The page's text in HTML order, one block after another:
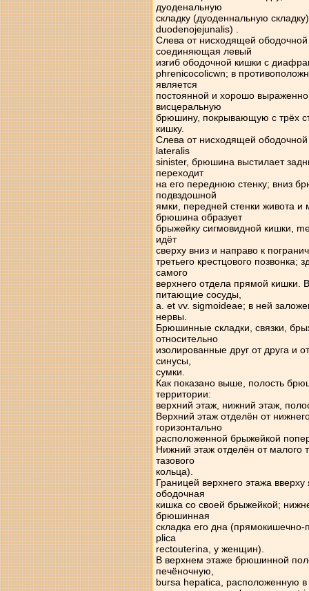
дуоденальную
складку (дуоденнальную
duodenojejunalis) .
Слева от нисходящей
соединяющая левый
изгиб ободочной кишки с
phrenicocolicwn; в
является
постоянной и хорошо
висцеральную
брюшину, покрывающую с трёх
кишку.
Слева от нисходящей
lateralis
sinister, брюшина выстилает
переходит
на его переднюю стенку; вниз
подвздошной
ямки, передней стенки живота
брюшина образует
брыжейку сигмовидной кишки,
идёт
сверху вниз и направо к
третьего крестцового позвонка;
самого
верхнего отдела прямой кишки.
питающие сосуды,
a. et vv. sigmoideae; в ней
нервы.
Брюшинные складки, связки,
относительно
изолированные друг от друга
синусы,
сумки.
Как показано выше, полость
территории:
верхний этаж, нижний этаж,
Верхний этаж отделён от
горизонтально
расположенной брыжейкой
Нижний этаж отделён от малого
тазового
кольца).
Границей верхнего этажа
ободочная
кишка со своей брыжейкой;
брюшинная
складка его дна
plica
rectouterina, у женщин).
В верхнем этаже брюшинной
печёночную,
bursa hepatica, расположенную